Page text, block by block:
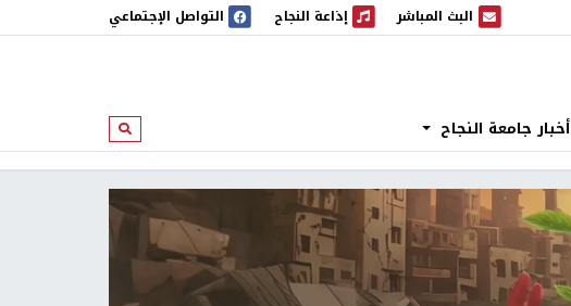
البث المباشر
البث المباشر إذاعة النجاح
إذاعة النجاح التواصل الإجتماعي
أخبار جامعة النجاح ابحث